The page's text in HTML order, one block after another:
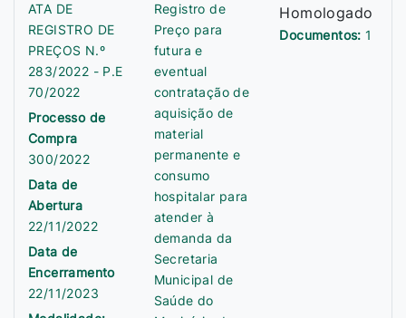
ATA DE
REGISTRO DE
PREÇOS N.º
283/2022 - P.E
70/2022
Processo de
Compra
300/2022
Data de
Abertura
22/11/2022
Data de
Encerramento
22/11/2023
Registro de
Preço para
futura e
eventual
contratação de
aquisição de
material
permanente e
consumo
hospitalar para
atender à
demanda da
Secretaria
Municipal de
Saúde do
Homologado
Documentos:1